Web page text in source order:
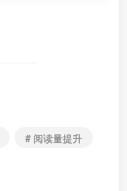
# 阅读量提升